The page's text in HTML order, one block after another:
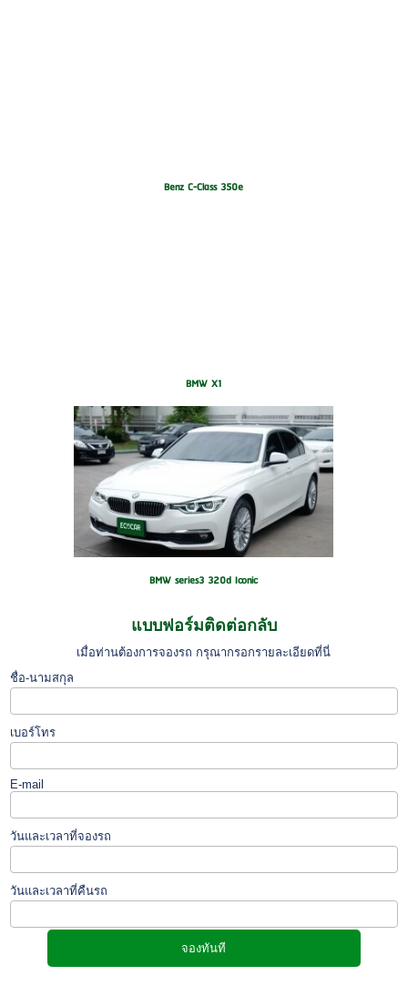
Benz C-Class 350e
BMW X1
BMW series3 320d Iconic
แบบฟอร์มติดต่อกลับ
เมื่อท่านต้องการจองรถ กรุณากรอกรายละเอียดที่นี่
ชื่อ-นามสกุล
เบอร์โทร
E-mail
วันและเวลาที่จองรถ
วันและเวลาที่คืนรถ